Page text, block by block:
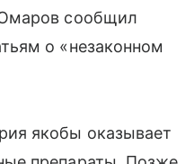
сообщил
о «незаконном
якобы оказывает